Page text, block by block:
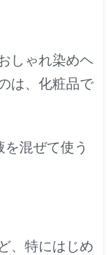
しゃれ染めヘ
は、化粧品で
混ぜて使う
、特にはじめ